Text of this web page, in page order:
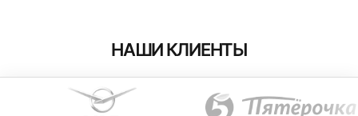
НАШИ КЛИЕНТЫ